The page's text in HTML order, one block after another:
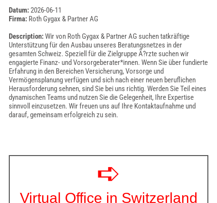
Datum:2026-06-11
Firma:Roth Gygax & Partner AG
Description:Wir von Roth Gygax & Partner AG suchen tatkräftige
Unterstützung für den Ausbau unseres Beratungsnetzes in der
gesamten Schweiz. Speziell für die Zielgruppe Ã?rzte suchen wir
engagierte Finanz- und Vorsorgeberater*innen. Wenn Sie über fundierte
Erfahrung in den Bereichen Versicherung, Vorsorge und
Vermögensplanung verfügen und sich nach einer neuen beruflichen
Herausforderung sehnen, sind Sie bei uns richtig. Werden Sie Teil eines
dynamischen Teams und nutzen Sie die Gelegenheit, Ihre Expertise
sinnvoll einzusetzen. Wir freuen uns auf Ihre Kontaktaufnahme und
darauf, gemeinsam erfolgreich zu sein.